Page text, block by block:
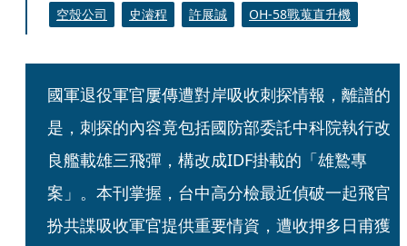
空殼公司
史濬程 許展誠 OH-58戰蒐直升機
國軍退役軍官屢傳遭對岸吸收刺探情報，離譜的
是，刺探的內容竟包括國防部委託中科院執行改
良艦載雄三飛彈，構改成IDF掛載的「雄鷙專
案」。本刊掌握，台中高分檢最近偵破一起飛官
扮共諜吸收軍官提供重要情資，遭收押多日甫獲